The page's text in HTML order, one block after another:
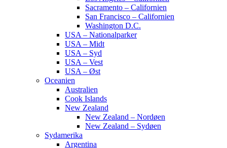
Sacramento – Californien
San Francisco – Californien
Washington D.C.
USA – Nationalparker
USA – Midt
USA – Syd
USA – Vest
USA – Øst
Oceanien
Australien
Cook Islands
New Zealand
New Zealand – Nordøen
New Zealand – Sydøen
Sydamerika
Argentina